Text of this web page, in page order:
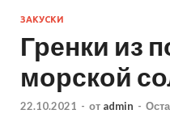
ЗАКУСКИ
Гренки из
морской
22.10.2021 - от admin -